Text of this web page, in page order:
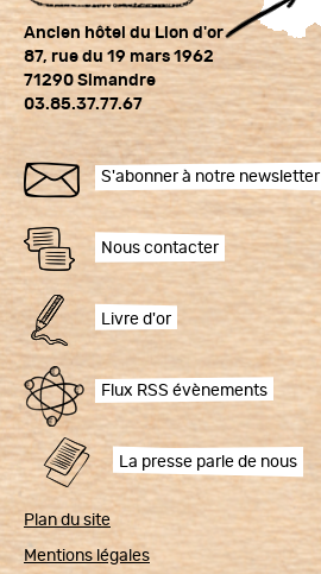
Ancien hôtel du Lion d'or
87, rue du 19 mars 1962
71290 Simandre
03.85.37.77.67
S'abonner à notre newsletter
Nous contacter
Livre d'or
Flux RSS évènements
La presse parle de nous
Plan du site
Mentions légales